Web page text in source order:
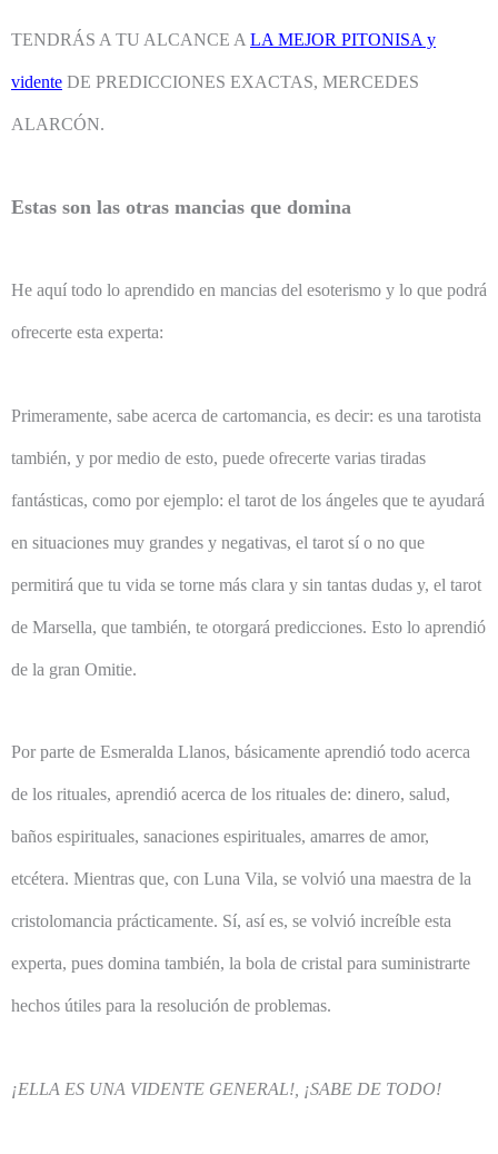
TENDRÁS A TU ALCANCE A LA MEJOR PITONISA y
vidente DE PREDICCIONES EXACTAS, MERCEDES
ALARCÓN.
Estas son las otras mancias que domina
He aquí todo lo aprendido en mancias del esoterismo y lo que podrá
ofrecerte esta experta:
Primeramente, sabe acerca de cartomancia, es decir: es una tarotista
también, y por medio de esto, puede ofrecerte varias tiradas
fantásticas, como por ejemplo: el tarot de los ángeles que te ayudará
en situaciones muy grandes y negativas, el tarot sí o no que
permitirá que tu vida se torne más clara y sin tantas dudas y, el tarot
de Marsella, que también, te otorgará predicciones. Esto lo aprendió
de la gran Omitie.
Por parte de Esmeralda Llanos, básicamente aprendió todo acerca
de los rituales, aprendió acerca de los rituales de: dinero, salud,
baños espirituales, sanaciones espirituales, amarres de amor,
etcétera. Mientras que, con Luna Vila, se volvió una maestra de la
cristolomancia prácticamente. Sí, así es, se volvió increíble esta
experta, pues domina también, la bola de cristal para suministrarte
hechos útiles para la resolución de problemas.
¡ELLA ES UNA VIDENTE GENERAL!, ¡SABE DE TODO!